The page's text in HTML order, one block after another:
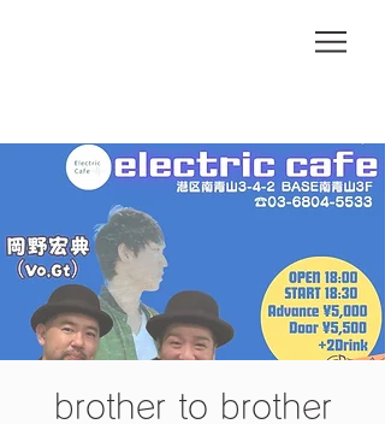
brother to brother